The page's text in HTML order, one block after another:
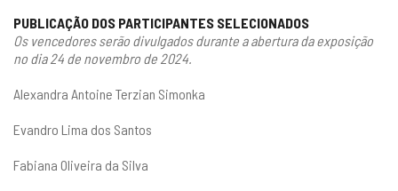
PUBLICAÇÃO DOS PARTICIPANTES SELECIONADOS
Os vencedores serão divulgados durante a abertura da exposição
no dia 24 de novembro de 2024.
Alexandra Antoine Terzian Simonka
Evandro Lima dos Santos
Fabiana Oliveira da Silva